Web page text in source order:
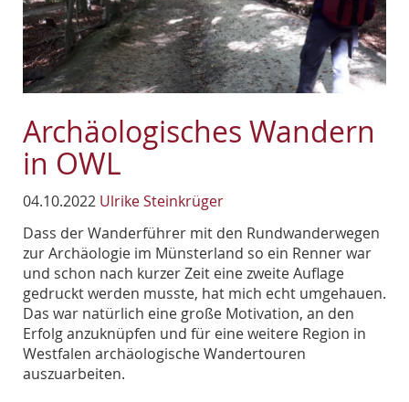
Archäologisches Wandern
in OWL
04.10.2022 Ulrike Steinkrüger
Dass der Wanderführer mit den Rundwanderwegen
zur Archäologie im Münsterland so ein Renner war
und schon nach kurzer Zeit eine zweite Auflage
gedruckt werden musste, hat mich echt umgehauen.
Das war natürlich eine große Motivation, an den
Erfolg anzuknüpfen und für eine weitere Region in
Westfalen archäologische Wandertouren
auszuarbeiten.